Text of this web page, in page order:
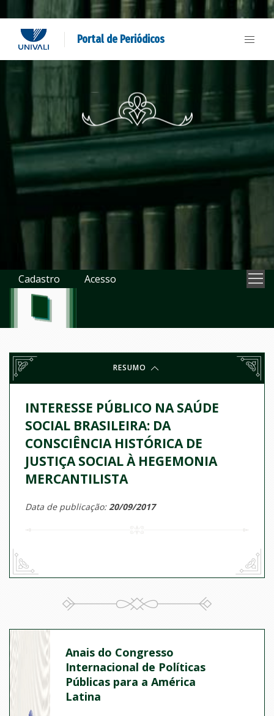
Portal de Periódicos
Cadastro Acesso
RESUMO
INTERESSE PÚBLICO NA SAÚDE
SOCIAL BRASILEIRA: DA
CONSCIÊNCIA HISTÓRICA DE
JUSTIÇA SOCIAL À HEGEMONIA
MERCANTILISTA
Data de publicação:20/09/2017
Anais do Congresso
Internacional de Políticas
Públicas para a América
Latina